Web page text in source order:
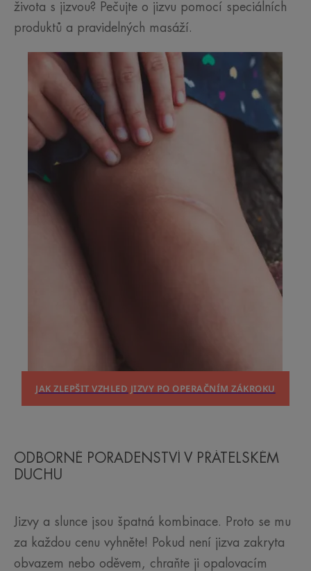
života s jizvou? Pečujte o jizvu pomocí speciálních
produktů a pravidelných masáží.
JAK ZLEPŠIT VZHLED JIZVY PO OPERAČNÍM ZÁKROKU
ODBORNÉ PORADENSTVÍ V PŘÁTELSKÉM
DUCHU
Jizvy a slunce jsou špatná kombinace. Proto se mu
za každou cenu vyhněte! Pokud není jizva zakryta
obvazem nebo oděvem, chraňte ji opalovacím